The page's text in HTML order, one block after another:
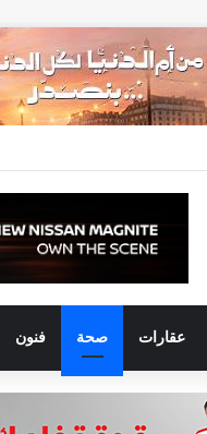
عقارات صحة فنون